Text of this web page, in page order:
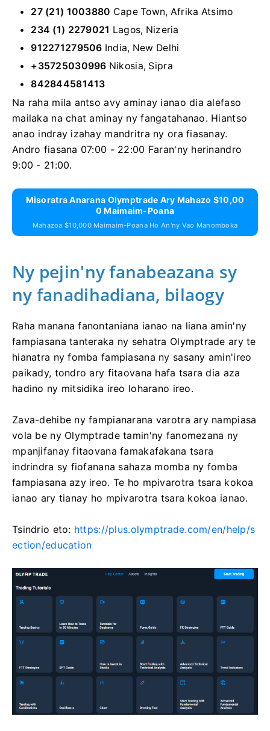
27 (21) 1003880 Cape Town, Afrika Atsimo
234 (1) 2279021 Lagos, Nizeria
912271279506 India, New Delhi
+35725030996 Nikosia, Sipra
842844581413
Na raha mila antso avy aminay ianao dia alefaso
mailaka na chat aminay ny fangatahanao. Hiantso
anao indray izahay mandritra ny ora fiasanay.
Andro fiasana 07:00 - 22:00 Faran'ny herinandro
9:00 - 21:00.
Misoratra Anarana Olymptrade Ary Mahazo $10,00
0 Maimaim-Poana
Mahazoa $10,000 Maimaim-Poana Ho An'ny Vao Manomboka
Ny pejin'ny fanabeazana sy
ny fanadihadiana, bilaogy
Raha manana fanontaniana ianao na liana amin'ny
fampiasana tanteraka ny sehatra Olymptrade ary te
hianatra ny fomba fampiasana ny sasany amin'ireo
paikady, tondro ary fitaovana hafa tsara dia aza
hadino ny mitsidika ireo loharano ireo.
Zava-dehibe ny fampianarana varotra ary nampiasa
vola be ny Olymptrade tamin'ny fanomezana ny
mpanjifanay fitaovana famakafakana tsara
indrindra sy fiofanana sahaza momba ny fomba
fampiasana azy ireo. Te ho mpivarotra tsara kokoa
ianao ary tianay ho mpivarotra tsara kokoa ianao.
Tsindrio eto: https://plus.olymptrade.com/en/help/s
ection/education